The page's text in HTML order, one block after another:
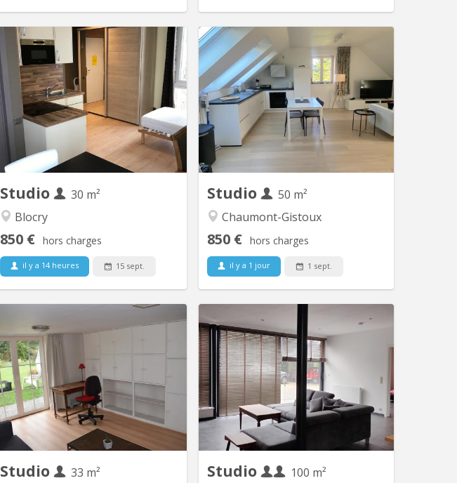
Studio
30 m²
Blocry
850 € hors charges
il y a 14 heures 15 sept.
KV 1222
EXCEPTIONNEL STUDIO avec une vue
sur le lac (très rare). Calme tout en
étant à 5 min du centre. A ne pas
manquer. Nouveaux châssis. Superbes
finitions.
Studio
50 m²
Chaumont-Gistoux
850 € hors charges
il y a 1 jour 1 sept.
KV 1939
Superbe studio de standing à 6 km de
l'université de Louvain-La-Neuve.
Meublé ou pas. Avec entrée séparée et
toute l'intimité voulue. Petit jardinet.
Cuisine full équipée neuve. Belle salle-
de-bain état neuf. Libre Septembre Pas
de domiciliation possible. Pas
Studio
33 m²
KV 896
LOCATION POSSIBLE DU 1ER JUILLET
2026 AU 31 AOUT 2026
UNIQUEMENT. (ANNEE ACADEMIQUE
2026-27 non disponible deja louee).
Pour une année académique 2026-
2027. À louer Studio 33m2 lumineux,
calme, meublé en rez-de-jardin dans la
maison du propriétaire avec un grand
Studio
100 m²
KV 1877
Appartement 1 chambre proche de
Louvain la neuve. 950€ toutes charges
comprises. Pas de domiciliation
possible.